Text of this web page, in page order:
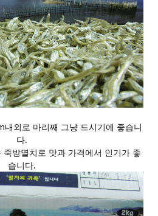
외로 마리째 그냥 드시기에 좋습니
다.
로 맛과 가격에서 인기가 좋
습니다.